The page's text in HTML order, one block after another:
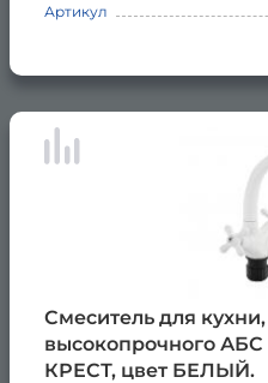
Артикул
Смеситель для
высокопрочного АБС
КРЕСТ, цвет БЕЛЫЙ.